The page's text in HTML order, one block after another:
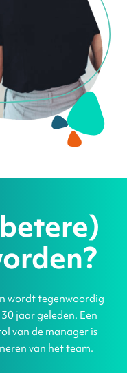
wordt tegenwoordig
jaar geleden. Een
van de manager is
van het team.